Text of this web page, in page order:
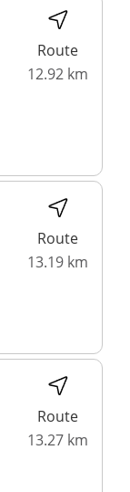
Route
12.92 km
Route
13.19 km
Route
13.27 km